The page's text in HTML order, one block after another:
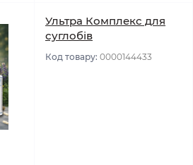
Ультра Комплекс для
суглобів
Код товару: 0000144433